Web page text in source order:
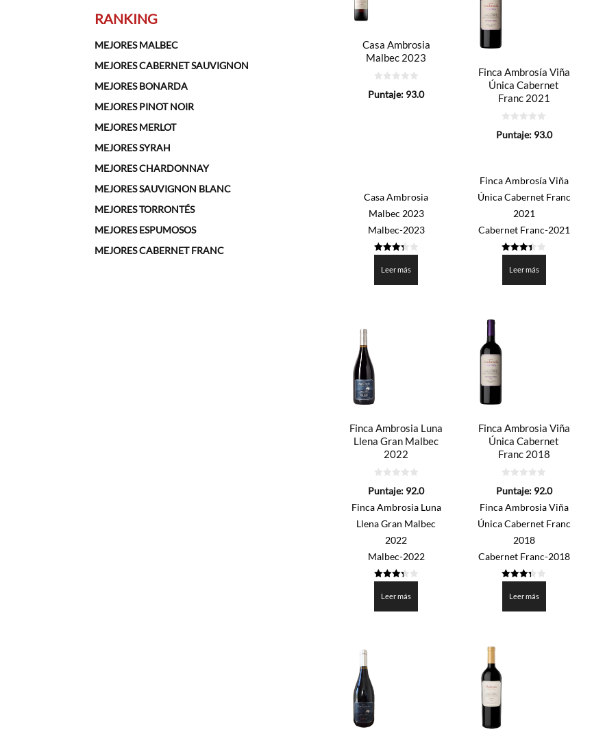
RANKING
MEJORES MALBEC
MEJORES CABERNET SAUVIGNON
MEJORES BONARDA
MEJORES PINOT NOIR
MEJORES MERLOT
MEJORES SYRAH
MEJORES CHARDONNAY
MEJORES SAUVIGNON BLANC
MEJORES TORRONTÉS
MEJORES ESPUMOSOS
MEJORES CABERNET FRANC
Casa Ambrosia
Malbec 2023
de
Puntaje: 93.0
Casa Ambrosia
Malbec 2023
Malbec-2023
de 5
Leer más
Finca Ambrosía Viña
Única Cabernet
Franc 2021
de
Puntaje: 93.0
Finca Ambrosía Viña
Única Cabernet Franc
2021
Cabernet Franc-2021
de 5
Leer más
Finca Ambrosia Luna
Llena Gran Malbec
2022
de
Puntaje: 92.0
Finca Ambrosia Luna
Llena Gran Malbec
2022
Malbec-2022
de 5
Leer más
Finca Ambrosia Viña
Única Cabernet
Franc 2018
de
Puntaje: 92.0
Finca Ambrosia Viña
Única Cabernet Franc
2018
Cabernet Franc-2018
de 5
Leer más